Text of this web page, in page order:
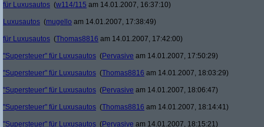
für Luxusautos (w114/115 am 14.01.2007, 16:37:10)
Luxusautos (mugello am 14.01.2007, 17:38:49)
für Luxusautos (Thomas8816 am 14.01.2007, 17:42:00)
"Supersteuer" für Luxusautos (Pervasive am 14.01.2007, 17:50:29)
"Supersteuer" für Luxusautos (Thomas8816 am 14.01.2007, 18:03:29)
"Supersteuer" für Luxusautos (Pervasive am 14.01.2007, 18:06:47)
"Supersteuer" für Luxusautos (Thomas8816 am 14.01.2007, 18:14:41)
"Supersteuer" für Luxusautos (Pervasive am 14.01.2007, 18:15:21)